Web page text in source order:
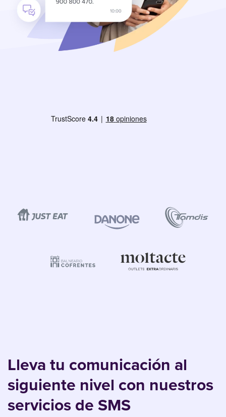
Lleva tu comunicación al
siguiente nivel con nuestros
servicios de SMS